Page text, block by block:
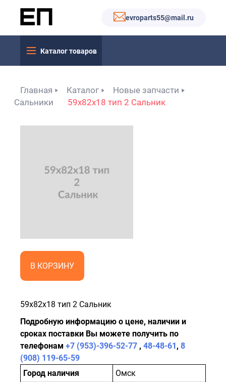
evroparts55@mail.ru
Каталог товаров
Главная Каталог
Новые запчасти
Сальники
59x82x18 тип 2 Сальник
В КОРЗИНУ
59x82x18 тип 2 Сальник
Подробную информацию о цене, наличии и
сроках поставки Вы можете получить по
телефонам +7 (953)-396-52-77 , 48-48-61, 8
(908) 119-65-59
Город наличия
Омск